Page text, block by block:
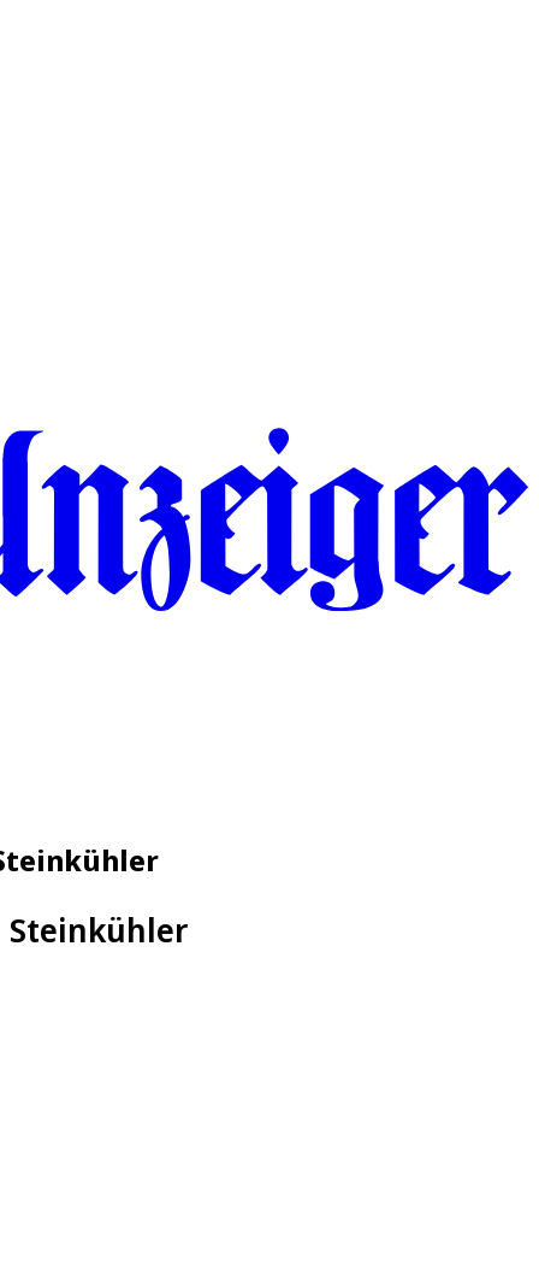
Steinkühler